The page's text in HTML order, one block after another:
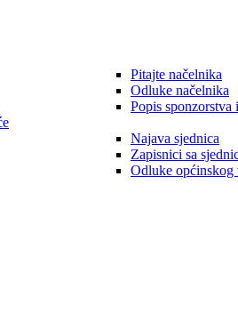
Pitajte načelnika
Odluke načelnika
Popis sponzorstva
Najava sjednica
Zapisnici sa
Odluke općinskog